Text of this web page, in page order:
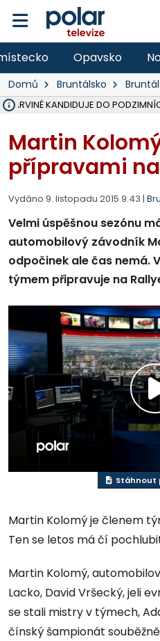
Opavsko
Domů Bruntálsko Bruntál
V KARVINÉ KANDIDUJE DO
Martin
přípravami
Vydáno 9. listopadu 2015 9:43 |
Velmi úspěšnou sezónu
automobilový závodník
odpočinek ale čas nemá.
týmem připravuje na
Stáhnout
Martin Kolomý je členem
Ten se letos má čí
Martin Kolomý,
Lacko, David Vršecký, jeli
se stali mistry v týmech,
čínský šampionát